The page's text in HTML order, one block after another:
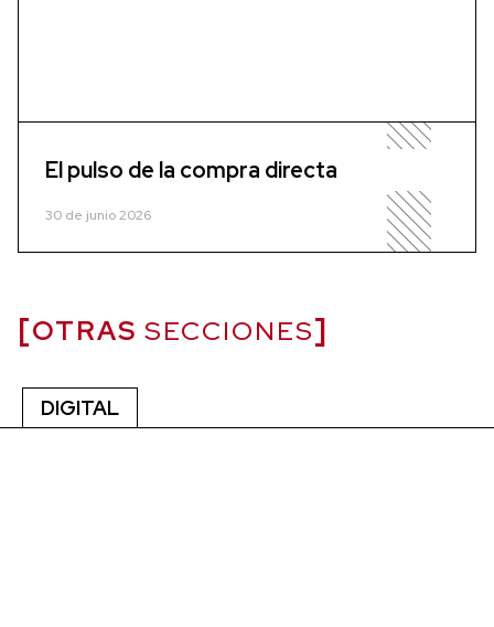
El pulso de la compra directa
30 de junio 2026
OTRAS SECCIONES
DIGITAL